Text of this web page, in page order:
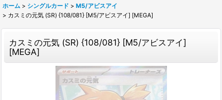
ホーム > シングルカード > M5/アビスアイ
> カスミの元気 (SR) {108/081} [M5/アビスアイ] [MEGA]
カスミの元気 (SR) {108/081} [M5/アビスアイ]
[MEGA]